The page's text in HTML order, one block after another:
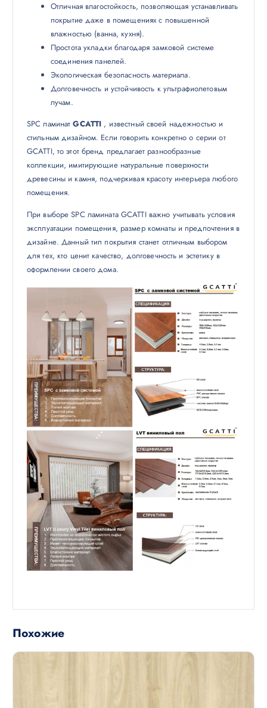
Отличная влагостойкость, позволяющая устанавливать
покрытие даже в помещениях с повышенной
влажностью (ванна, кухня).
Простота укладки благодаря замковой системе
соединения панелей.
Экологическая безопасность материала.
Долговечность и устойчивость к ультрафиолетовым
лучам.
SPC ламинатGCATTI , известный своей надежностью и
стильным дизайном. Если говорить конкретно о серии от
GCATTI, то этот бренд предлагает разнообразные
коллекции, имитирующие натуральные поверхности
древесины и камня, подчеркивая красоту интерьера любого
помещения.
При выборе SPC ламината GCATTI важно учитывать условия
эксплуатации помещения, размер комнаты и предпочтения в
дизайне. Данный тип покрытия станет отличным выбором
для тех, кто ценит качество, долговечность и эстетику в
оформлении своего дома.
Похожие